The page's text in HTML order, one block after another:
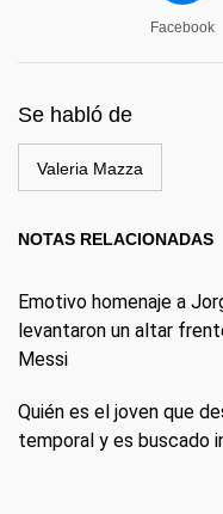
Facebook
Se habló de
Valeria Mazza
NOTAS RELACIONADAS
Emotivo homenaje a
levantaron un altar
Messi
Quién es el joven que
temporal y es buscado